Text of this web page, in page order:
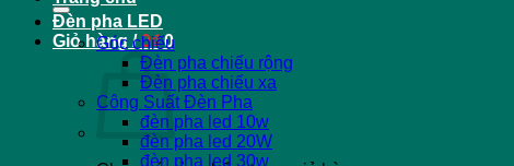
Giỏ hàng /0₫ 0
Đèn pha LED
Góc chiếu
Đèn pha chiếu rộng
Đèn pha chiếu xa
Công Suất Đèn Pha
đèn pha led 10w
đèn pha led 20W
đèn pha led 30w